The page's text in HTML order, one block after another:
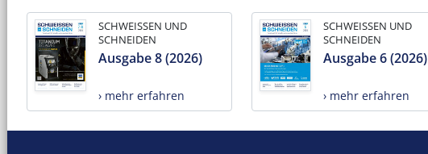
SCHWEISSEN UND
SCHNEIDEN
Ausgabe 8 (2026)
› mehr erfahren
SCHWEISSEN UND
SCHNEIDEN
Ausgabe 6 (2026)
› mehr erfahren